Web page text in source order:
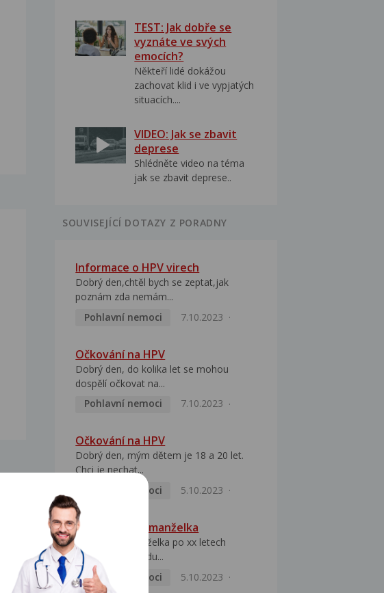
TEST: Jak dobře se
vyznáte ve svých
emocích?
Někteří lidé dokážou
zachovat klid i ve vypjatých
situacích....
VIDEO: Jak se zbavit
deprese
Shlédněte video na téma
jak se zbavit deprese..
SOUVISEJÍCÍ DOTAZY Z PORADNY
Informace o HPV virech
Dobrý den,chtěl bych se zeptat,jak
poznám zda nemám...
Pohlavní nemoci
7.10.2023
Očkování na HPV
Dobrý den, do kolika let se mohou
dospělí očkovat na...
Pohlavní nemoci
7.10.2023
Očkování na HPV
Dobrý den, mým dětem je 18 a 20 let.
Chci je nechat...
Pohlavní nemoci
5.10.2023
HPV pozitivní manželka
Dobrý den, manželka po xx letech
přivezla z Východu...
Pohlavní nemoci
5.10.2023